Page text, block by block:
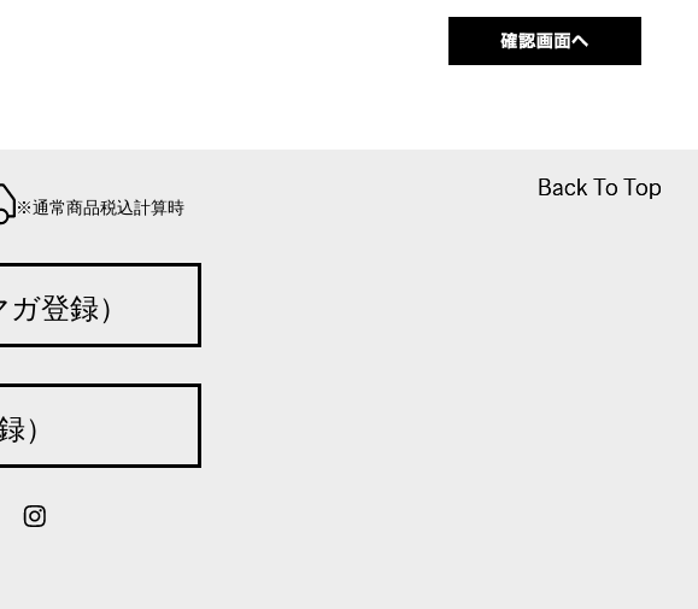
Back To Top
Back To Top
※通常商品税込計算時
登録）
）